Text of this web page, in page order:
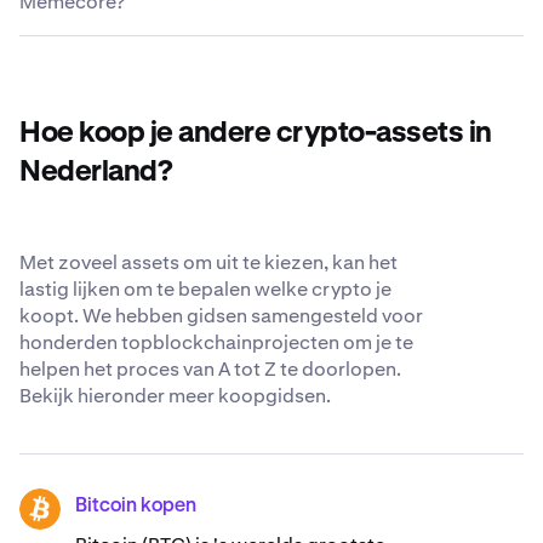
paren in het
ervan overtuigd dat de veiligste plek voor je crypto je
eigen crypto-wallet is, maar als je ons je Memecore
wereldwijd erkende beveiligingsstandaarden
Hoe koop je andere crypto-assets in
Nederland?
Met zoveel assets om uit te kiezen, kan het
lastig lijken om te bepalen welke crypto je
koopt. We hebben gidsen samengesteld voor
honderden topblockchainprojecten om je te
helpen het proces van A tot Z te doorlopen.
Bekijk hieronder meer koopgidsen.
BTC Bitcoin kopen